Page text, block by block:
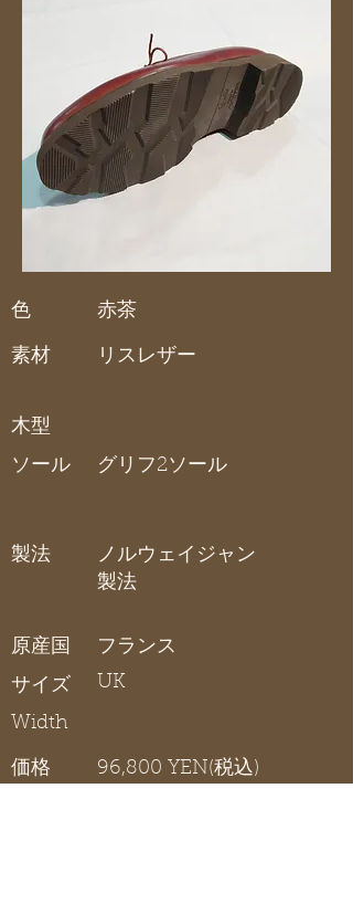
色
素材
赤茶
リスレザー
木型
ソール
グリフ2ソール
製法
ノルウェイジャン
製法
原産国
サイズ
Width
フランス
UK
価格 96,800 YEN(税込)